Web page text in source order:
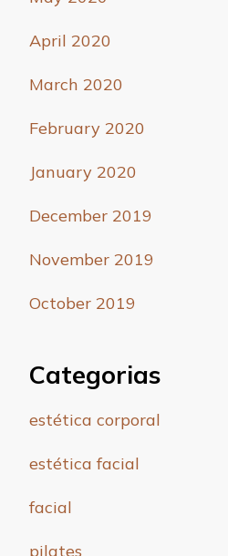
April 2020
March 2020
February 2020
January 2020
December 2019
November 2019
October 2019
Categorias
estética corporal
estética facial
facial
pilates